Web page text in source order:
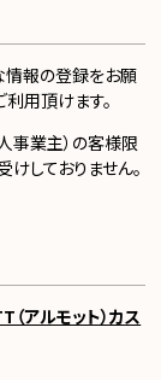
情報の登録をお願
用頂けます。
事業主）の客様限
しておりません。
（アルモット）カス